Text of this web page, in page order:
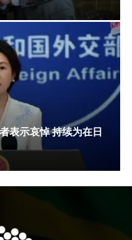
表示哀悼 持续为在日